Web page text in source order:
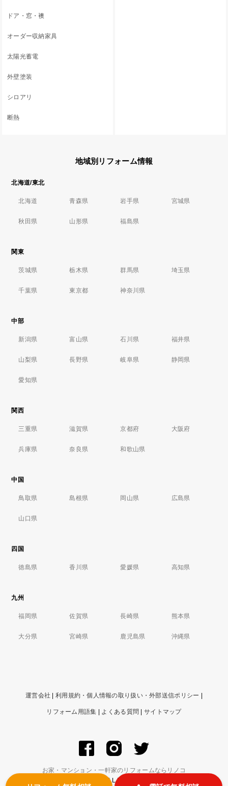
ドア・窓・襖
オーダー収納家具
太陽光蓄電
外壁塗装
シロアリ
断熱
地域別リフォーム情報
北海道/東北
北海道 青森県 岩手県 宮城県
秋田県 山形県 福島県
関東
茨城県 栃木県 群馬県 埼玉県
千葉県 東京都 神奈川県
中部
新潟県 富山県 石川県 福井県
山梨県 長野県 岐阜県 静岡県
愛知県
関西
三重県 滋賀県 京都府 大阪府
兵庫県 奈良県 和歌山県
中国
鳥取県 島根県 岡山県 広島県
山口県
四国
徳島県 香川県 愛媛県 高知県
九州
福岡県 佐賀県 長崎県 熊本県
大分県 宮崎県 鹿児島県 沖縄県
運営会社 利用規約・個人情報の取り扱い・外部送信ポリシー
リフォーム用語集 よくある質問 サイトマップ
お家・マンション・一軒家のリフォームならリノコ
© ZIGExN Co., Ltd. ALL RIGHTS RESERVED.